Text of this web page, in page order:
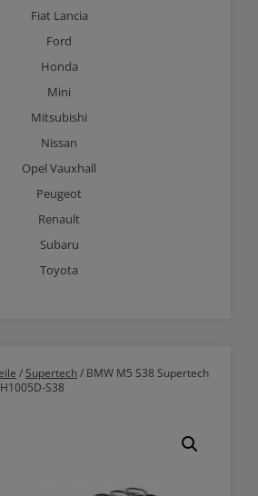
Fiat Lancia
Ford
Honda
Mini
Mitsubishi
Nissan
Opel Vauxhall
Peugeot
Renault
Subaru
Toyota
/Supertech/ BMW M5 S38 Supertech
S38